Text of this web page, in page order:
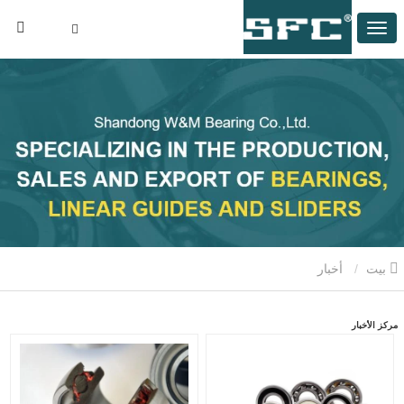
مركز الأخبار